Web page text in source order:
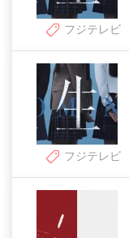
フジテレビ
フジテレビ